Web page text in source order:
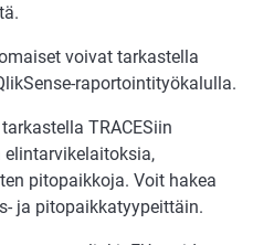
voivat tarkastella
raportointityökalulla.
TRACESiin
pitopaikkoja. Voit hakea
ja pitopaikkatyypeittäin.